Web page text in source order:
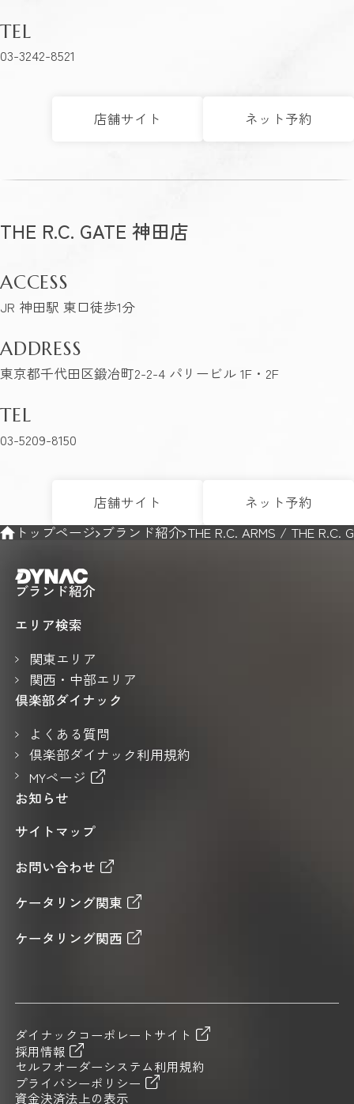
TEL
03-3242-8521
店舗サイト ネット予約
THE R.C. GATE 神田店
ACCESS
JR 神田駅 東口徒歩1分
ADDRESS
東京都千代田区鍛冶町2-2-4 パリービル 1F・2F
TEL
03-5209-8150
店舗サイト
ネット予約
トップページ ブランド紹介 THE R.C. ARMS / THE R.C.
ブランド紹介
エリア検索
関東エリア
関西・中部エリア
倶楽部ダイナック
よくある質問
倶楽部ダイナック利用規約
MYページ
お知らせ
サイトマップ
お問い合わせ
ケータリング関東
ケータリング関西
ダイナックコーポレートサイト
採用情報
セルフオーダーシステム利用規約
プライバシーポリシー
資金決済法上の表示